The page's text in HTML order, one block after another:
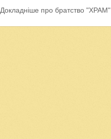
Докладніше про братство "ХРАМ"